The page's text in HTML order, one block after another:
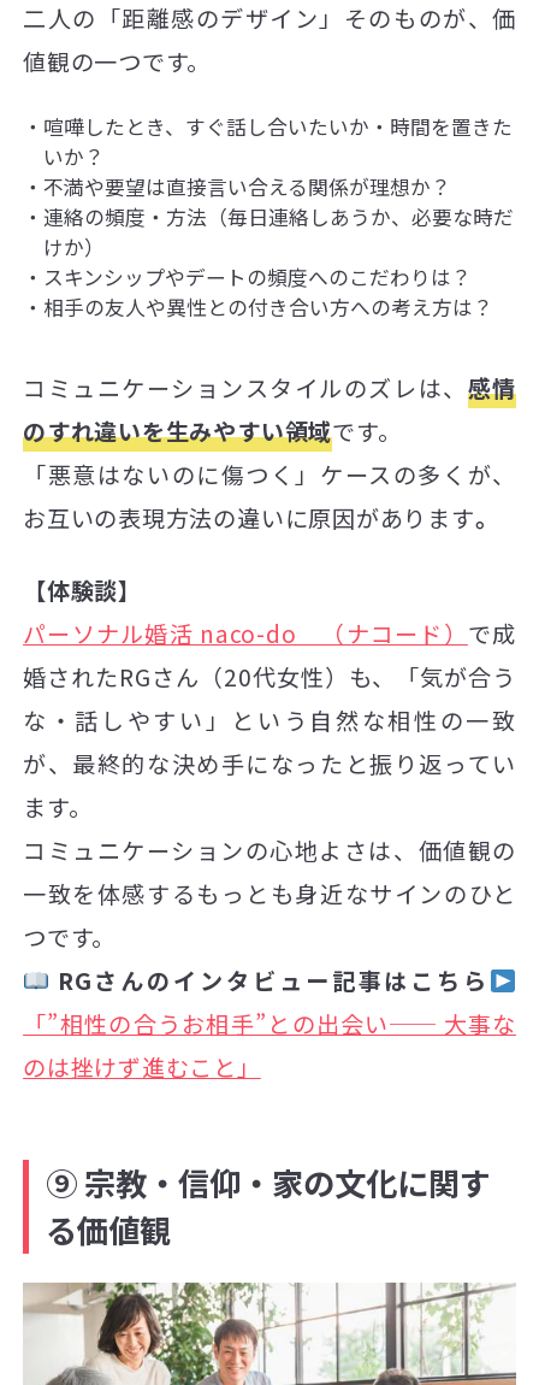
二人の「距離感のデザイン」そのものが、価
値観の一つです。
喧嘩したとき、すぐ話し合いたいか・時間を置きた
いか？
不満や要望は直接言い合える関係が理想か？
連絡の頻度・方法（毎日連絡しあうか、必要な時だ
けか）
スキンシップやデートの頻度へのこだわりは？
相手の友人や異性との付き合い方への考え方は？
コミュニケーションスタイルのズレは、 感情
のすれ違いを生みやすい領域です。
「悪意はないのに傷つく」ケースの多くが、
お互いの表現方法の違いに原因があります。
【体験談】
パーソナル婚活 naco-do （ナコード） で成
婚されたRGさん（20代女性）も、「気が合う
な・話しやすい」という自然な相性の一致
が、最終的な決め手になったと振り返ってい
ます。
コミュニケーションの心地よさは、価値観の
一致を体感するもっとも身近なサインのひと
つです。
RGさんのインタビュー記事はこちら
「”相性の合うお相手”との出会い── 大事な
のは挫けず進むこと」
⑨ 宗教・信仰・家の文化に関す
る価値観